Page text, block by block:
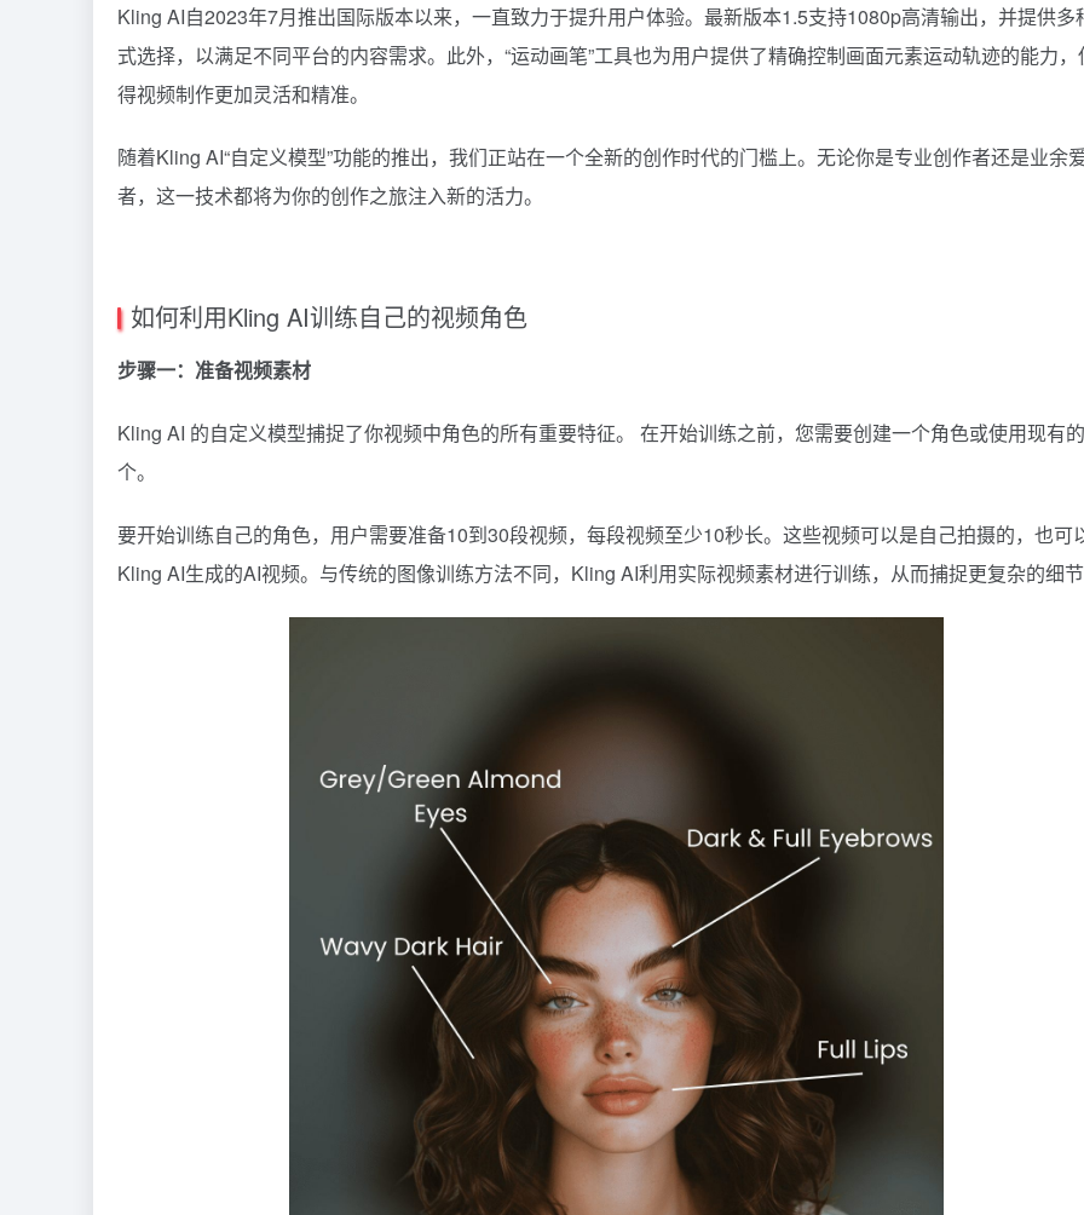
Kling AI自2023年7月推出国际版本以来，一直致力于提升用户体验。最新版本1.5支持1080p高清输出，并提供多
式选择，以满足不同平台的内容需求。此外，“运动画笔”工具也为用户提供了精确控制画面元素运动轨迹的能力，
得视频制作更加灵活和精准。
随着Kling AI“自定义模型”功能的推出，我们正站在一个全新的创作时代的门槛上。无论你是专业创作者还是业余
者，这一技术都将为你的创作之旅注入新的活力。
如何利用Kling AI训练自己的视频角色
步骤一：准备视频素材
Kling AI 的自定义模型捕捉了你视频中角色的所有重要特征。 在开始训练之前，您需要创建一个角色或使用现有
个。
要开始训练自己的角色，用户需要准备10到30段视频，每段视频至少10秒长。这些视频可以是自己拍摄的，也可
Kling AI生成的AI视频。与传统的图像训练方法不同，Kling AI利用实际视频素材进行训练，从而捕捉更复杂的细